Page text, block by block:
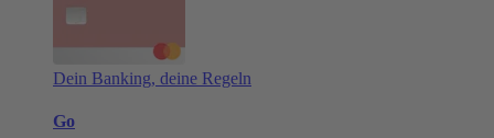
Dein Banking, deine Regeln
Go